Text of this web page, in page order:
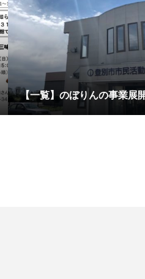
【一覧】のぼりんの事業展